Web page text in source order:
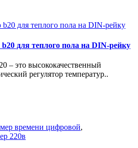
для теплого пола на DIN-рейку
– это высококачественный
регулятор температур..
времени цифровой,
220в